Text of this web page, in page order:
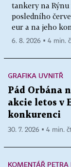
tankery na Rýnu
posledního
eur a na jeho
6. 8. 2026 ▪ 4 min.
GRAFIKA UVNITŘ
Pád Orbána
akcie letos v
konkurenci
30. 7. 2026 ▪ 4 min.
KOMENTÁŘ PETRA